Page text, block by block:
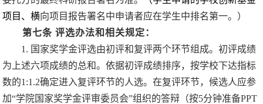
项目、横向项目报告署名中申请者应在学生中排名第一。）
第七条 评选办法和相关规定：
1. 国家奖学金评选由初评和复评两个环节组成。初评成绩
为上述六项成绩的总和。依据初评成绩排序，按学校下达指标
数的1:1.2确定进入复评环节的人选。在复评环节，候选人应参
加“学院国家奖学金评审委员会”组织的答辩（按5分钟准备PPT